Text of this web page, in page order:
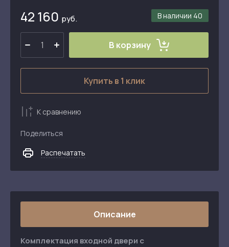
В наличии 40
42 160 руб.
В корзину
Купить в 1 клик
К сравнению
Поделиться
Распечатать
Описание
Комплектация входной двери с